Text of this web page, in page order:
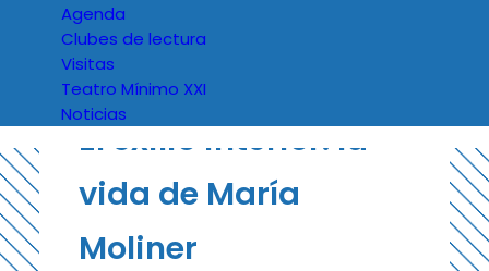
Agenda
Clubes de lectura
Visitas
Teatro Mínimo XXI
Noticias
El exilio interior: la
vida de María
Moliner